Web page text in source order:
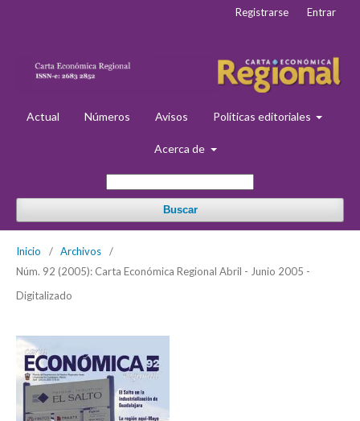
Actual Números Avisos Políticas editoriales
Acerca de
Buscar
Registrarse Entrar
Inicio / Archivos
/
Núm. 92 (2005): Carta Económica Regional Abril - Junio 2005 -
Digitalizado